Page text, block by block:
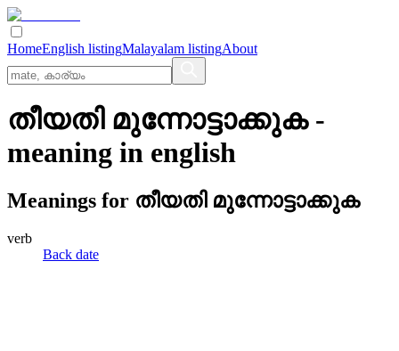
HomeEnglish listingMalayalam listingAbout
തീയതി മുന്നോട്ടാക്കുക-
meaning in english
Meanings for തീയതി മുന്നോട്ടാക്കുക
verb
Back date